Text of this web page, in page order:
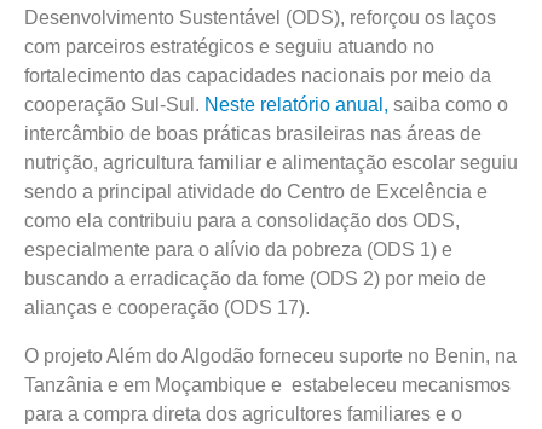
Desenvolvimento Sustentável (ODS), reforçou os laços
com parceiros estratégicos e seguiu atuando no
fortalecimento das capacidades nacionais por meio da
cooperação Sul-Sul. Neste relatório anual, saiba como o
intercâmbio de boas práticas brasileiras nas áreas de
nutrição, agricultura familiar e alimentação escolar seguiu
sendo a principal atividade do Centro de Excelência e
como ela contribuiu para a consolidação dos ODS,
especialmente para o alívio da pobreza (ODS 1) e
buscando a erradicação da fome (ODS 2) por meio de
alianças e cooperação (ODS 17).
O projeto Além do Algodão forneceu suporte no Benin, na
Tanzânia e em Moçambique e estabeleceu mecanismos
para a compra direta dos agricultores familiares e o